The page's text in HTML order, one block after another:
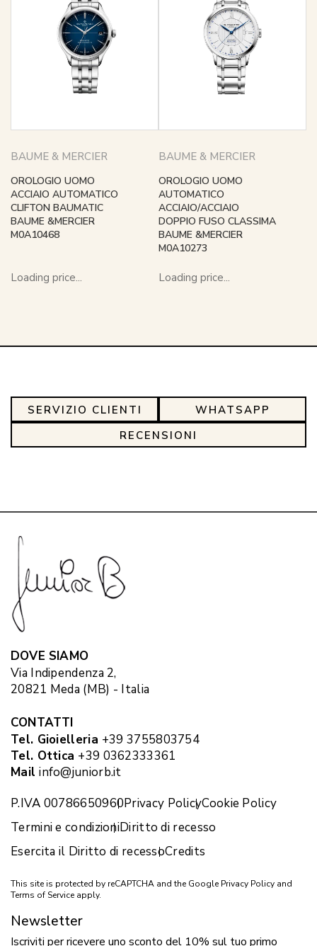
BAUME & MERCIER
OROLOGIO UOMO
ACCIAIO AUTOMATICO
CLIFTON BAUMATIC
BAUME &MERCIER
M0A10468
Loading price...
BAUME & MERCIER
OROLOGIO UOMO
AUTOMATICO
ACCIAIO/ACCIAIO
DOPPIO FUSO CLASSIMA
BAUME &MERCIER
M0A10273
Loading price...
SERVIZIO CLIENTI
WHATSAPP
RECENSIONI
DOVE SIAMO
Via Indipendenza 2,
20821 Meda (MB) - Italia
CONTATTI
Tel. Gioielleria +39 3755803754
Tel. Ottica +39 0362333361
Mail info@juniorb.it
P.IVA 00786650960Privacy PolicyCookie Policy
Termini e condizioniDiritto di recesso
Esercita il Diritto di recessoCredits
This site is protected by reCAPTCHA and the Google Privacy Policy and
Terms of Service apply.
Newsletter
Iscriviti per ricevere uno sconto del 10% sul tuo primo